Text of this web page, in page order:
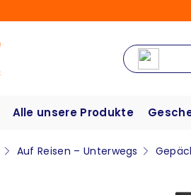
Alle unsere Produkte
Auf Reisen – Unterwegs